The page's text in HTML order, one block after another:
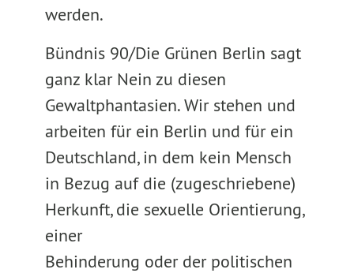
werden.
Bündnis 90/Die Grünen Berlin sagt
ganz klar Nein zu diesen
Gewaltphantasien. Wir stehen und
arbeiten für ein Berlin und für ein
Deutschland, in dem kein Mensch
in Bezug auf die (zugeschriebene)
Herkunft, die sexuelle Orientierung,
einer
Behinderung oder der politischen